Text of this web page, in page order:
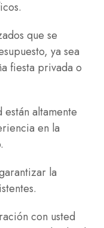
que se
ya sea
fiesta privada o
altamente
en la
la
con usted